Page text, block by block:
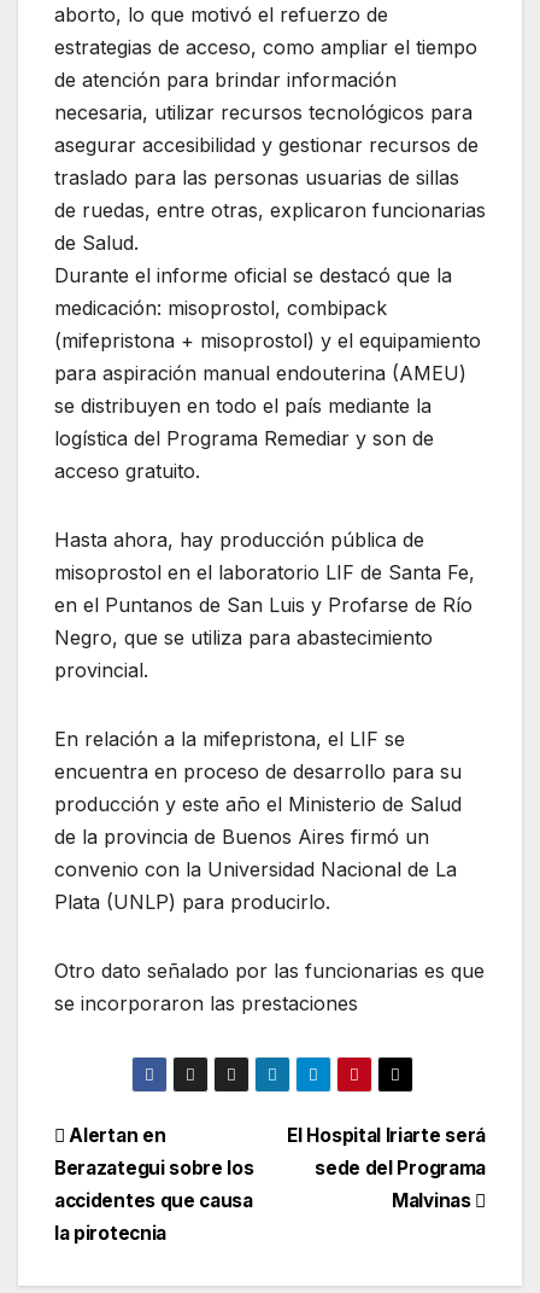
aborto, lo que motivó el refuerzo de
estrategias de acceso, como ampliar el tiempo
de atención para brindar información
necesaria, utilizar recursos tecnológicos para
asegurar accesibilidad y gestionar recursos de
traslado para las personas usuarias de sillas
de ruedas, entre otras, explicaron funcionarias
de Salud.
Durante el informe oficial se destacó que la
medicación: misoprostol, combipack
(mifepristona + misoprostol) y el equipamiento
para aspiración manual endouterina (AMEU)
se distribuyen en todo el país mediante la
logística del Programa Remediar y son de
acceso gratuito.
Hasta ahora, hay producción pública de
misoprostol en el laboratorio LIF de Santa Fe,
en el Puntanos de San Luis y Profarse de Río
Negro, que se utiliza para abastecimiento
provincial.
En relación a la mifepristona, el LIF se
encuentra en proceso de desarrollo para su
producción y este año el Ministerio de Salud
de la provincia de Buenos Aires firmó un
convenio con la Universidad Nacional de La
Plata (UNLP) para producirlo.
Otro dato señalado por las funcionarias es que
se incorporaron las prestaciones
El Hospital Iriarte será
sede del Programa
Malvinas
Alertan en
Berazategui sobre los
accidentes que causa
la pirotecnia